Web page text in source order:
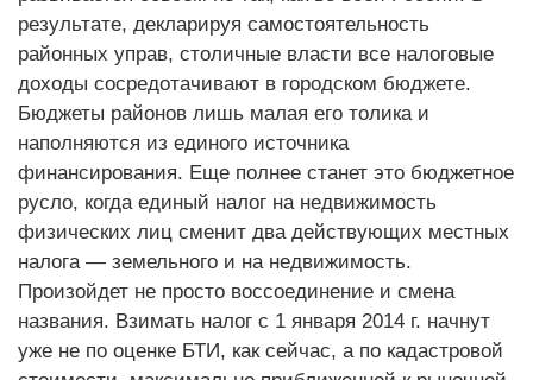
результате, декларируя самостоятельность
районных управ, столичные власти все налоговые
доходы сосредотачивают в городском бюджете.
Бюджеты районов лишь малая его толика и
наполняются из единого источника
финансирования. Еще полнее станет это бюджетное
русло, когда единый налог на недвижимость
физических лиц сменит два действующих местных
налога — земельного и на недвижимость.
Произойдет не просто воссоединение и смена
названия. Взимать налог с 1 января 2014 г. начнут
уже не по оценке БТИ, как сейчас, а по кадастровой